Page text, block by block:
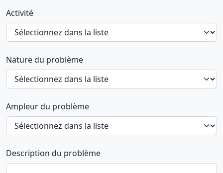
Activité
Nature du problème
Ampleur du problème
Description du problème